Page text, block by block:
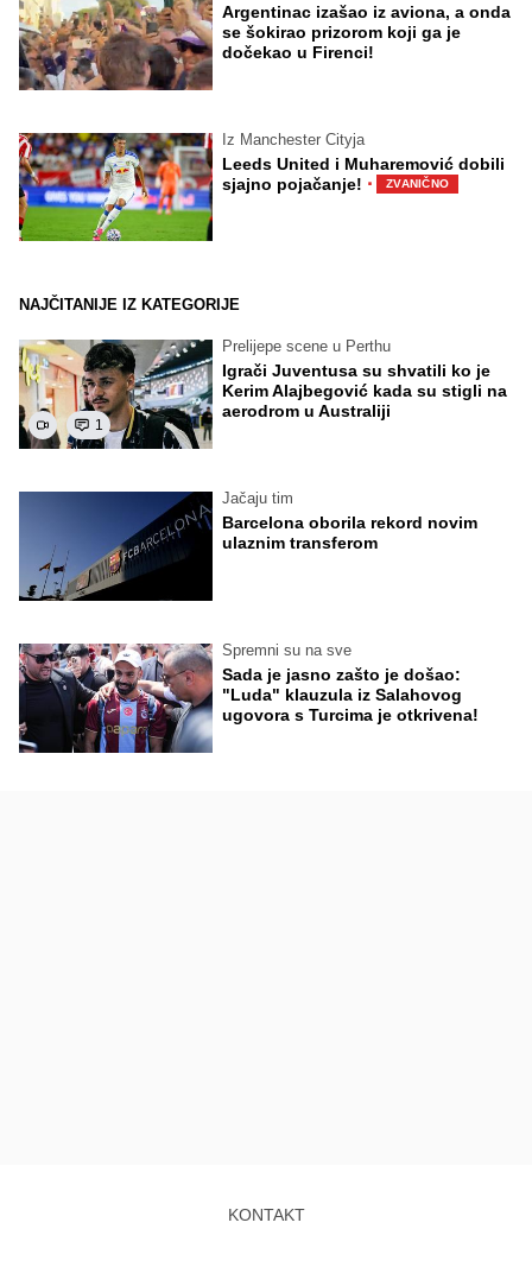
Argentinac izašao iz aviona, a onda
se šokirao prizorom koji ga je
dočekao u Firenci!
Iz Manchester Cityja
Leeds United i Muharemović dobili
sjajno pojačanje! · ZVANIČNO
NAJČITANIJE IZ KATEGORIJE
1
Prelijepe scene u Perthu
Igrači Juventusa su shvatili ko je
Kerim Alajbegović kada su stigli na
aerodrom u Australiji
Jačaju tim
Barcelona oborila rekord novim
ulaznim transferom
Spremni su na sve
Sada je jasno zašto je došao:
"Luda" klauzula iz Salahovog
ugovora s Turcima je otkrivena!
KONTAKT